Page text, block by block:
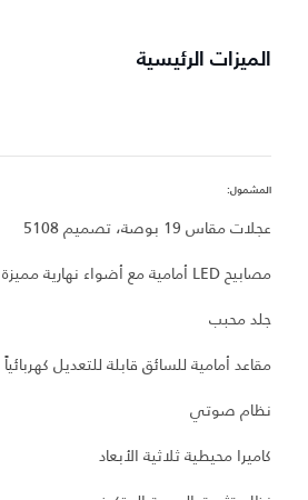
الميزات الرئيسية
المشمول:
عجلات مقاس 19 بوصة، تصميم 5108
مصابيح LED أمامية مع أضواء نهارية مميزة (DRL)
جلد محبب
مقاعد أمامية للسائق قابلة للتعديل كهربائياً بـ 14 وضعية مع
نظام صوتي
كاميرا محيطية ثلاثية الأبعاد